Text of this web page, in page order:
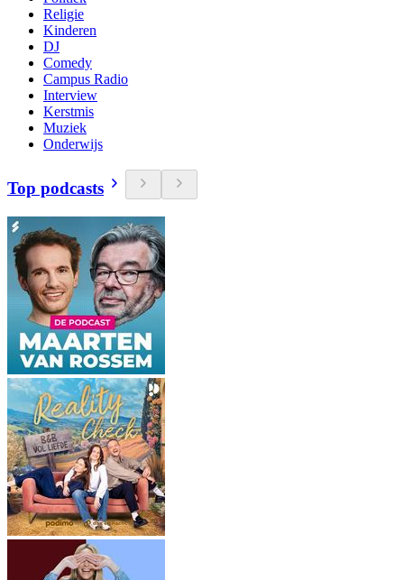
Religie
Kinderen
DJ
Comedy
Campus Radio
Interview
Kerstmis
Muziek
Onderwijs
Top podcasts